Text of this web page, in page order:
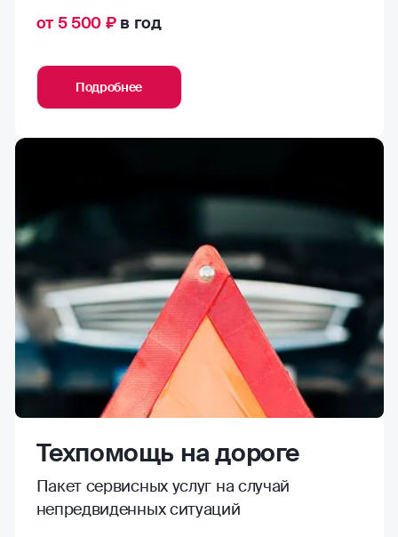
от 5 500 ₽в год
Подробнее
Техпомощь на дороге
Пакет сервисных услуг на случай
непредвиденных ситуаций